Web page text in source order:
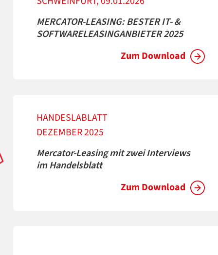
MERCATOR-LEASING: BESTER IT- &
SOFTWARELEASINGANBIETER 2025
Zum Download
HANDESLABLATT
DEZEMBER 2025
Mercator-Leasing mit zwei Interviews
im Handelsblatt
Zum Download